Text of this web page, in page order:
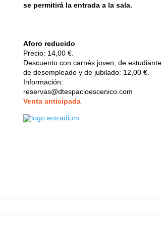
se permitirá la entrada a la sala.
Aforo reducido
Precio: 14,00 €.
Descuento con carnés joven, de estudiante,
de desempleado y de jubilado: 12,00 €.
Información:
reservas@dtespacioescenico.com
Venta anticipada